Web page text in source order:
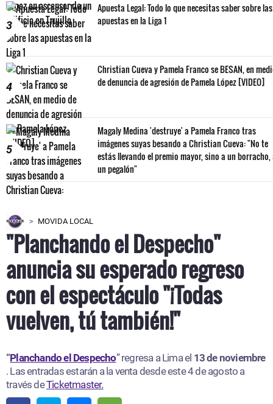
3
Apuesta Legal: Todo lo que necesitas saber sobre las
apuestas en la Liga 1
4
Christian Cueva y Pamela Franco se BESAN, en
de denuncia de agresión de Pamela López [VIDEO]
5
Magaly Medina 'destruye' a Pamela Franco tras
imágenes suyas besando a Christian Cueva: "No te
estás llevando el premio mayor, sino a un borracho,
un pegalón"
MOVIDA LOCAL
"Planchando el Despecho"
anuncia su esperado regreso
con el espectáculo "¡Todas
vuelven, tú también!"
“Planchando el Despecho” regresa a Lima el 13 de noviembre
. Las entradas estarán a la venta desde este 4 de agosto a
través deTicketmaster.